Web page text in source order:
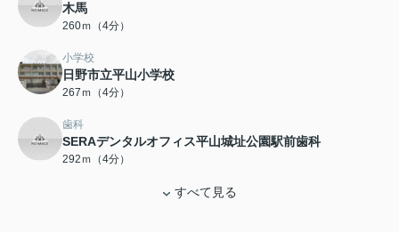
木馬
260ｍ（4分）
小学校
日野市立平山小学校
267ｍ（4分）
歯科
SERAデンタルオフィス平山城址公園駅前歯科
292ｍ（4分）
すべて見る